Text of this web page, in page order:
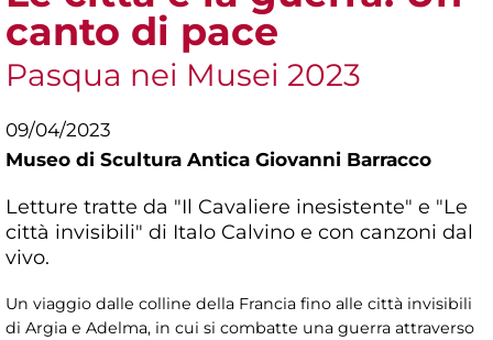
canto di pace
Pasqua nei Musei 2023
09/04/2023
Museo di Scultura Antica Giovanni Barracco
Letture tratte da "Il Cavaliere inesistente" e "Le
città invisibili" di Italo Calvino e con canzoni dal
vivo.
Un viaggio dalle colline della Francia fino alle città invisibili
di Argia e Adelma, in cui si combatte una guerra attraverso